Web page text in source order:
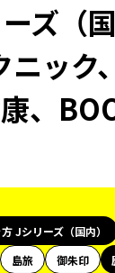
ズ（
ニッ
、
Jシリーズ（国内）
島旅 御朱印